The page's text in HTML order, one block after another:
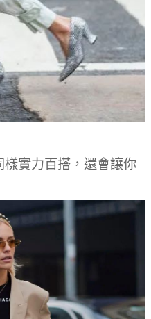
實力百搭，還會讓你